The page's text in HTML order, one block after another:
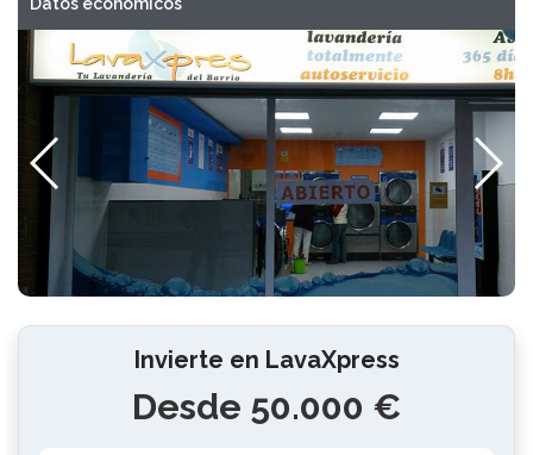
Invierte en LavaXpress
Desde 50.000 €